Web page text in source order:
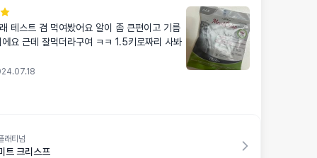
테스트 겸 먹여봤어요 알이 좀 큰편이고 기름
요 근데 잘먹더라구여 ㅋㅋ 1.5키로짜리 사봐
래티넘
트 크리스프